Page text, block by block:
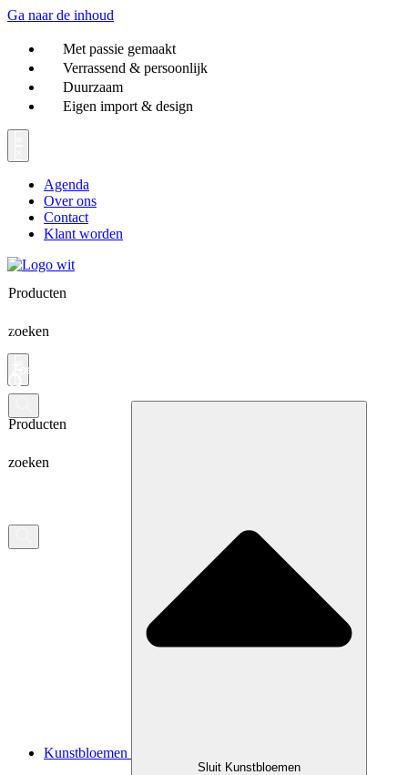
Ga naar de inhoud
Met passie gemaakt
Verrassend & persoonlijk
Duurzaam
Eigen import & design
Agenda
Over ons
Contact
Klant worden
Producten
zoeken
Producten
zoeken
Kunstbloemen
Sluit Kunstbloemen